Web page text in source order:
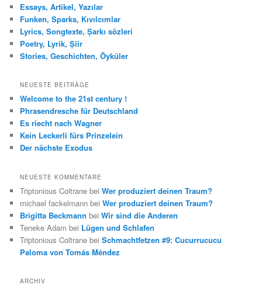
n
Essays, Artikel, Yazılar
Funken, Sparks, Kıvılcımlar
Lyrics, Songtexte, Șarkı sözleri
Poetry, Lyrik, Șiir
Stories, Geschichten, Öyküler
NEUESTE BEITRÄGE
Welcome to the 21st century !
Phrasendresche für Deutschland
Es riecht nach Wagner
Kein Leckerli fürs Prinzelein
Der nächste Exodus
NEUESTE KOMMENTARE
Triptonious Coltrane beiWer produziert deinen Traum?
michael fackelmann beiWer produziert deinen Traum?
Brigitta Beckmann beiWir sind die Anderen
Teneke Adam bei Lügen und Schlafen
Triptonious Coltrane beiSchmachtfetzen #9: Cucurrucucu
Paloma von Tomás Méndez
ARCHIV